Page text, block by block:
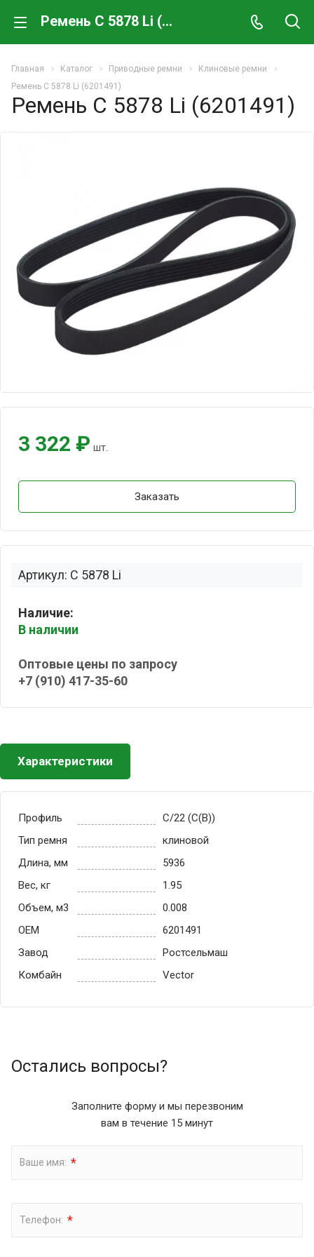
Ремень C 5878 Li (6201491)
Главная Каталог Приводные ремни
Клиновые ремни
Ремень C 5878 Li (6201491)
Ремень C 5878 Li (6201491)
Артикул: C 5878 Li
Наличие:
В наличии
Оптовые цены по запросу
+7 (910) 417-35-60
3 322 ₽ шт.
Заказать
Характеристики
Профиль
C/22 (С(В))
Тип ремня
клиновой
Длина, мм
5936
Вес, кг
1.95
Объем, м3
0.008
OEM
6201491
Завод
Ростсельмаш
Комбайн
Vector
Остались вопросы?
Заполните форму и мы перезвоним
вам в течение 15 минут
Ваше имя: *
Телефон: *